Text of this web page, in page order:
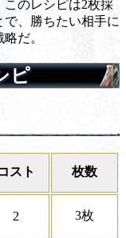
このレシピは2枚採
、勝ちたい相手に
だ。
ピ
スト 枚数
2 3枚